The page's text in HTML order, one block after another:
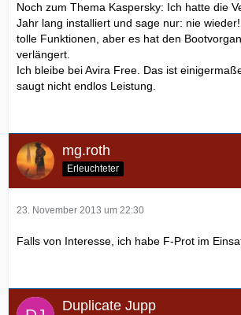
Noch zum Thema Kaspersky: Ich hatte die
Jahr lang installiert und sage nur: nie
tolle Funktionen, aber es hat den
verlängert.
Ich bleibe bei Avira Free. Das ist
saugt nicht endlos Leistung.
mg.roth
Erleuchteter
23. November 2013 um 22:30
Falls von Interesse, ich habe F-Prot im
Duplicate Jupp